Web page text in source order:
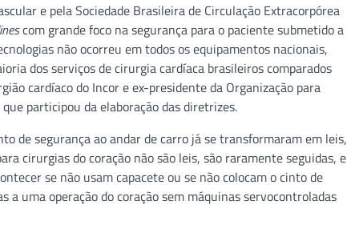
e pela Sociedade Brasileira de Circulação Extracorpórea
com grande foco na segurança para o paciente submetido a
não ocorreu em todos os equipamentos nacionais,
dos serviços de cirurgia cardíaca brasileiros comparados
cardíaco do Incor e ex-presidente da Organização para
participou da elaboração das diretrizes.
de segurança ao andar de carro já se transformaram em leis,
cirurgias do coração não são leis, são raramente seguidas, e
se não usam capacete ou se não colocam o cinto de
uma operação do coração sem máquinas servocontroladas